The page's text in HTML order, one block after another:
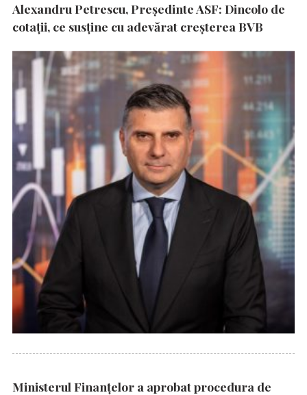
Alexandru Petrescu, Președinte ASF: Dincolo de
cotații, ce susține cu adevărat creșterea BVB
Ministerul Finanțelor a aprobat procedura de